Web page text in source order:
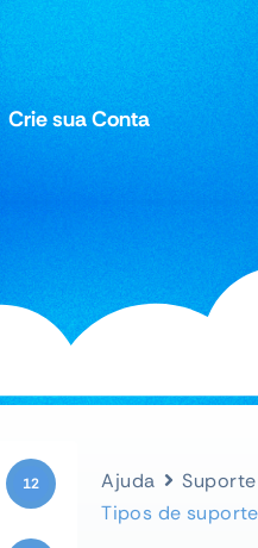
Crie sua Conta
12 Ajuda
Tipos de